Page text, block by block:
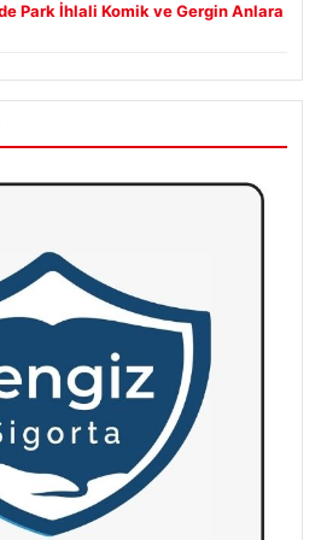
Park İhlali Komik ve Gergin Anlara